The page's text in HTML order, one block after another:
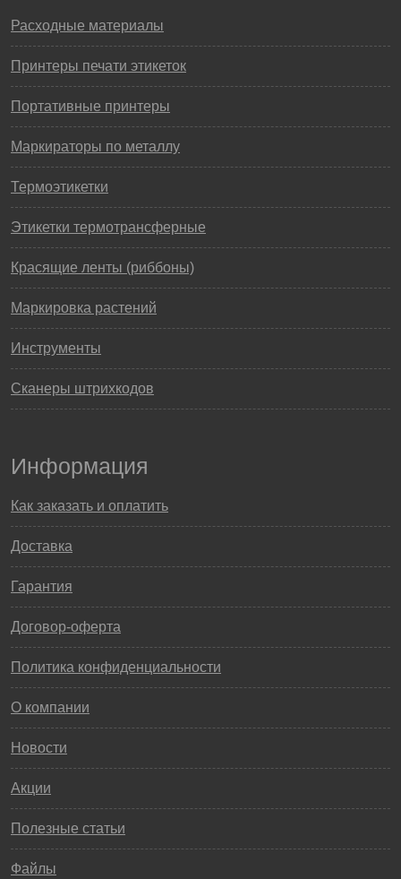
Расходные материалы
Принтеры печати этикеток
Портативные принтеры
Маркираторы по металлу
Термоэтикетки
Этикетки термотрансферные
Красящие ленты (риббоны)
Маркировка растений
Инструменты
Сканеры штрихкодов
Информация
Как заказать и оплатить
Доставка
Гарантия
Договор-оферта
Политика конфиденциальности
О компании
Новости
Акции
Полезные статьи
Файлы